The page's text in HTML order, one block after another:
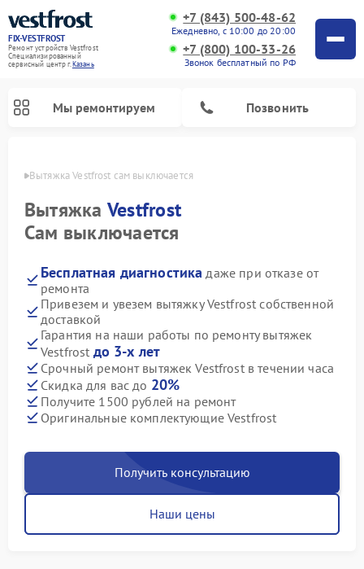
FIX-VESTFROST
Ремонт устройств Vestfrost
Специализированный
cервисный центр г.Казань
+7 (843) 500-48-62
Ежедневно, с 10:00 до 20:00
+7 (800) 100-33-26
Звонок бесплатный по РФ
Мы ремонтируем Позвонить
Вытяжка Vestfrost сам выключается
Вытяжка Vestfrost
Сам выключается
Бесплатная диагностика даже при отказе от
ремонта
Привезем и увезем вытяжку Vestfrost собственной
доставкой
Гарантия на наши работы по ремонту вытяжек
Vestfrost до 3-х лет
Срочный ремонт вытяжек Vestfrost в течении часа
Скидка для вас до 20%
Получите 1500 рублей на ремонт
Оригинальные комплектующие Vestfrost
Получить консультацию
Наши цены